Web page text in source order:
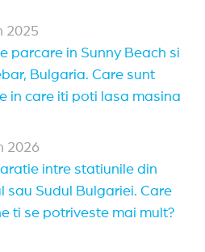
Pomorie Obzor
Arkutino Sveti Vlas
Day (2) Arkutino (2)
2025
parcare in Sunny Beach si
Bulgaria. Care sunt
in care iti poti lasa masina
2026
intre statiunile din
sau Sudul Bulgariei. Care
ti se potriveste mai mult?